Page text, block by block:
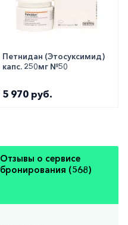
Петнидан (Этосуксимид)
капс. 250мг №50
5 970 руб.
Отзывы о сервисе
бронирования (568)